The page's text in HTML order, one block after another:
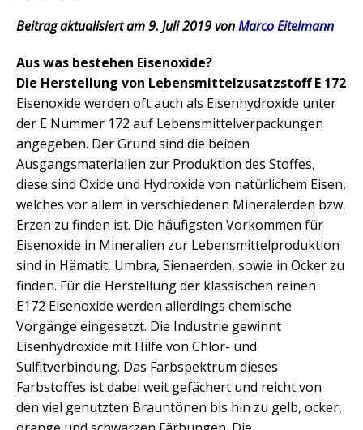
Beitrag aktualisiert am 9. Juli 2019 vonMarco Eitelmann
Aus was bestehen Eisenoxide?
Die Herstellung von Lebensmittelzusatzstoff E 172
Eisenoxide werden oft auch als Eisenhydroxide unter
der E Nummer 172 auf Lebensmittelverpackungen
angegeben. Der Grund sind die beiden
Ausgangsmaterialien zur Produktion des Stoffes,
diese sind Oxide und Hydroxide von natürlichem Eisen,
welches vor allem in verschiedenen Mineralerden bzw.
Erzen zu finden ist. Die häufigsten Vorkommen für
Eisenoxide in Mineralien zur Lebensmittelproduktion
sind in Hämatit, Umbra, Sienaerden, sowie in Ocker zu
finden. Für die Herstellung der klassischen reinen
E172 Eisenoxide werden allerdings chemische
Vorgänge eingesetzt. Die Industrie gewinnt
Eisenhydroxide mit Hilfe von Chlor- und
Sulfitverbindung. Das Farbspektrum dieses
Farbstoffes ist dabei weit gefächert und reicht von
den viel genutzten Brauntönen bis hin zu gelb, ocker,